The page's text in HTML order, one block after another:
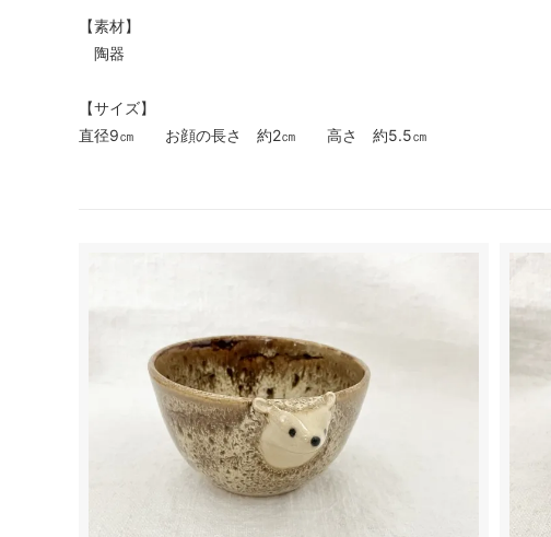
【素材】
陶器
【サイズ】
直径9㎝ お顔の長さ 約2㎝ 高さ 約5.5㎝